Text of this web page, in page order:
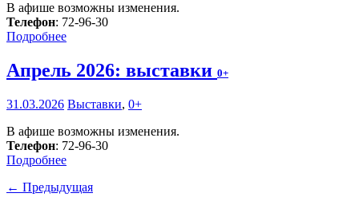
В афише возможны изменения.
Телефон: 72-96-30
Подробнее
Апрель 2026: выставки 0+
31.03.2026 Выставки, 0+
В афише возможны изменения.
Телефон: 72-96-30
Подробнее
← Предыдущая